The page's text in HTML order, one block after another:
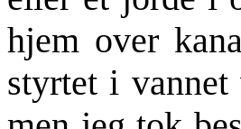
hjem over
styrtet i